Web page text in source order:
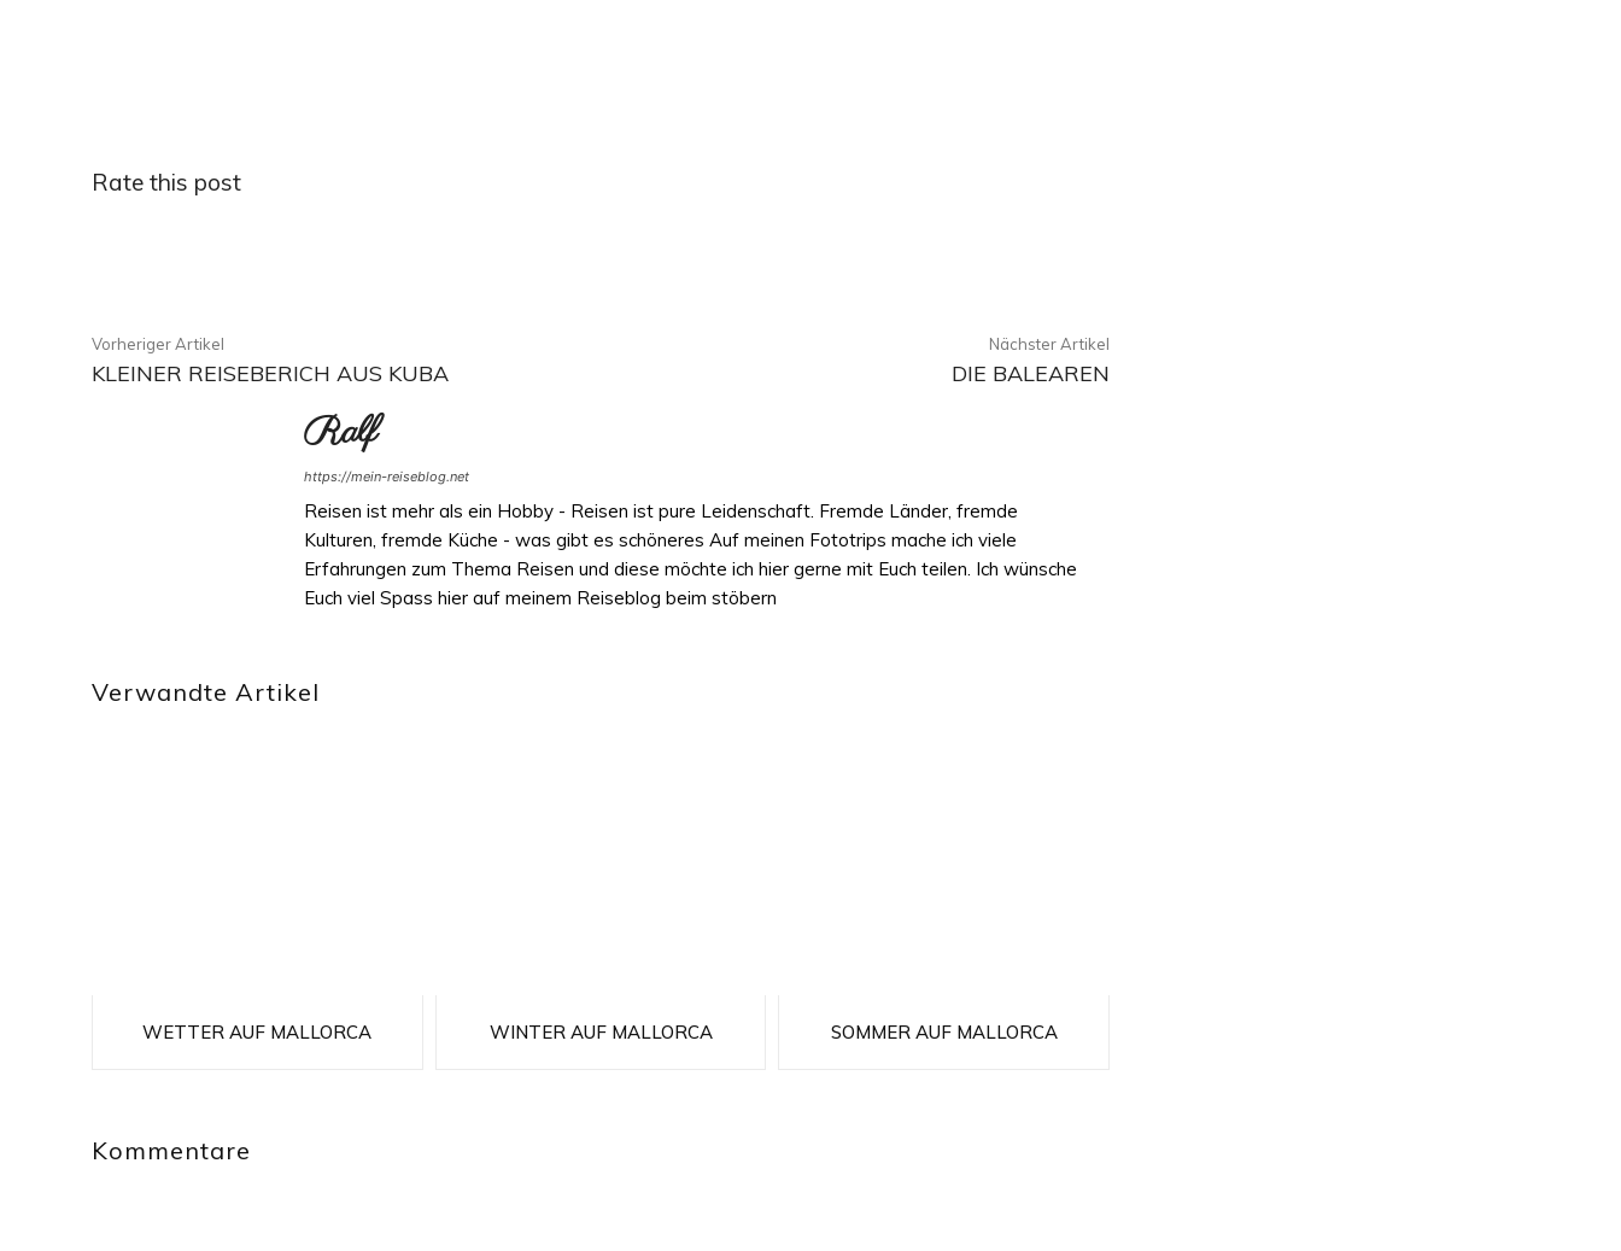
Rate this post
Vorheriger Artikel
KLEINER REISEBERICH AUS KUBA
Nächster Artikel
DIE BALEAREN
Ralf
https://mein-reiseblog.net
Reisen ist mehr als ein Hobby - Reisen ist pure Leidenschaft. Fremde Länder, fremde
Kulturen, fremde Küche - was gibt es schöneres Auf meinen Fototrips mache ich viele
Erfahrungen zum Thema Reisen und diese möchte ich hier gerne mit Euch teilen. Ich wünsche
Euch viel Spass hier auf meinem Reiseblog beim stöbern
Verwandte Artikel
WETTER AUF MALLORCA WINTER AUF MALLORCA SOMMER AUF MALLORCA
Kommentare